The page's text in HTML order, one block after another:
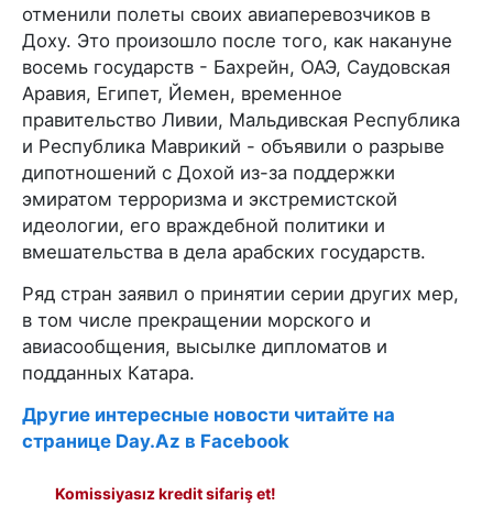
отменили полеты своих авиаперевозчиков в
Доху. Это произошло после того, как накануне
восемь государств - Бахрейн, ОАЭ, Саудовская
Аравия, Египет, Йемен, временное
правительство Ливии, Мальдивская Республика
и Республика Маврикий - объявили о разрыве
дипотношений с Дохой из-за поддержки
эмиратом терроризма и экстремистской
идеологии, его враждебной политики и
вмешательства в дела арабских государств.
Ряд стран заявил о принятии серии других мер,
в том числе прекращении морского и
авиасообщения, высылке дипломатов и
подданных Катара.
Другие интересные новости читайте на
странице Day.Az в Facebook
Komissiyasız kredit sifariş et!